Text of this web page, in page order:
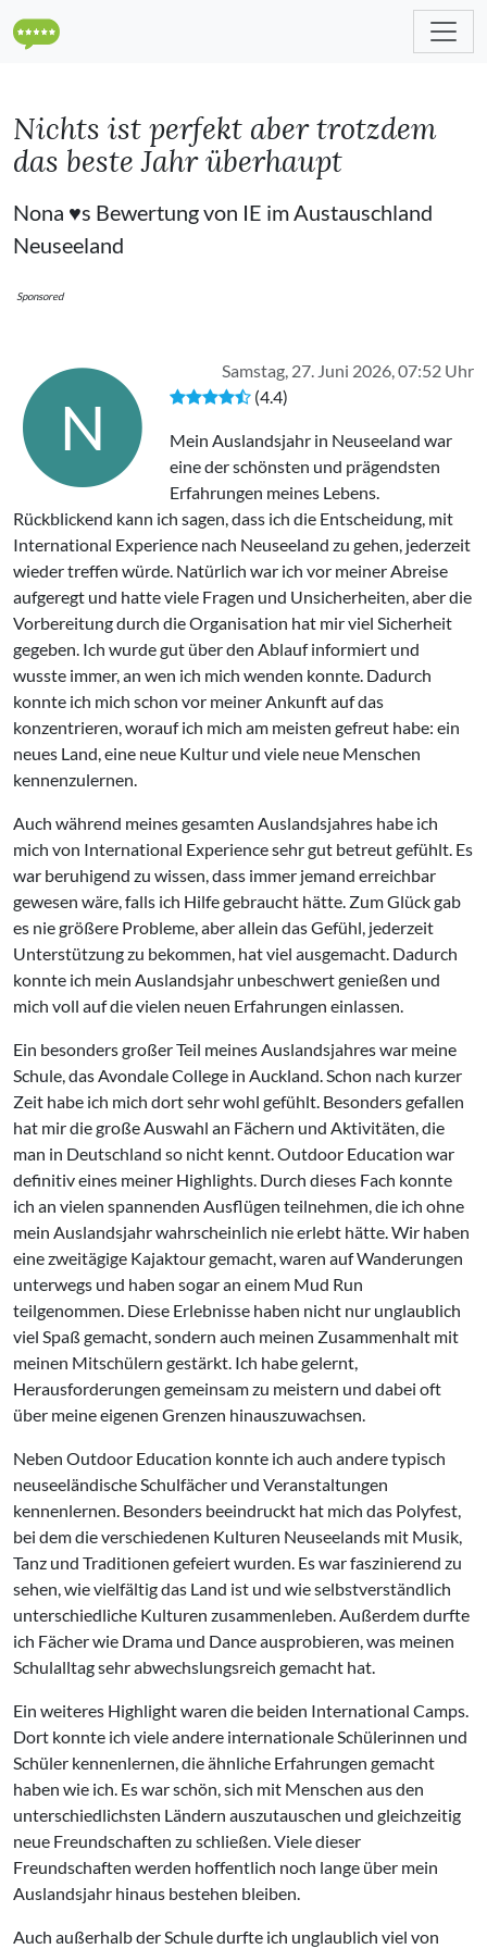
Nichts ist perfekt aber trotzdem
das beste Jahr überhaupt
Nona ♥️s Bewertung von IE im Austauschland
Neuseeland
Sponsored
N
Samstag, 27. Juni 2026, 07:52 Uhr
(4.4)
Mein Auslandsjahr in Neuseeland war
eine der schönsten und prägendsten
Erfahrungen meines Lebens.
Rückblickend kann ich sagen, dass ich die Entscheidung, mit
International Experience nach Neuseeland zu gehen, jederzeit
wieder treffen würde. Natürlich war ich vor meiner Abreise
aufgeregt und hatte viele Fragen und Unsicherheiten, aber die
Vorbereitung durch die Organisation hat mir viel Sicherheit
gegeben. Ich wurde gut über den Ablauf informiert und
wusste immer, an wen ich mich wenden konnte. Dadurch
konnte ich mich schon vor meiner Ankunft auf das
konzentrieren, worauf ich mich am meisten gefreut habe: ein
neues Land, eine neue Kultur und viele neue Menschen
kennenzulernen.
Auch während meines gesamten Auslandsjahres habe ich
mich von International Experience sehr gut betreut gefühlt. Es
war beruhigend zu wissen, dass immer jemand erreichbar
gewesen wäre, falls ich Hilfe gebraucht hätte. Zum Glück gab
es nie größere Probleme, aber allein das Gefühl, jederzeit
Unterstützung zu bekommen, hat viel ausgemacht. Dadurch
konnte ich mein Auslandsjahr unbeschwert genießen und
mich voll auf die vielen neuen Erfahrungen einlassen.
Ein besonders großer Teil meines Auslandsjahres war meine
Schule, das Avondale College in Auckland. Schon nach kurzer
Zeit habe ich mich dort sehr wohl gefühlt. Besonders gefallen
hat mir die große Auswahl an Fächern und Aktivitäten, die
man in Deutschland so nicht kennt. Outdoor Education war
definitiv eines meiner Highlights. Durch dieses Fach konnte
ich an vielen spannenden Ausflügen teilnehmen, die ich ohne
mein Auslandsjahr wahrscheinlich nie erlebt hätte. Wir haben
eine zweitägige Kajaktour gemacht, waren auf Wanderungen
unterwegs und haben sogar an einem Mud Run
teilgenommen. Diese Erlebnisse haben nicht nur unglaublich
viel Spaß gemacht, sondern auch meinen Zusammenhalt mit
meinen Mitschülern gestärkt. Ich habe gelernt,
Herausforderungen gemeinsam zu meistern und dabei oft
über meine eigenen Grenzen hinauszuwachsen.
Neben Outdoor Education konnte ich auch andere typisch
neuseeländische Schulfächer und Veranstaltungen
kennenlernen. Besonders beeindruckt hat mich das Polyfest,
bei dem die verschiedenen Kulturen Neuseelands mit Musik,
Tanz und Traditionen gefeiert wurden. Es war faszinierend zu
sehen, wie vielfältig das Land ist und wie selbstverständlich
unterschiedliche Kulturen zusammenleben. Außerdem durfte
ich Fächer wie Drama und Dance ausprobieren, was meinen
Schulalltag sehr abwechslungsreich gemacht hat.
Ein weiteres Highlight waren die beiden International Camps.
Dort konnte ich viele andere internationale Schülerinnen und
Schüler kennenlernen, die ähnliche Erfahrungen gemacht
haben wie ich. Es war schön, sich mit Menschen aus den
unterschiedlichsten Ländern auszutauschen und gleichzeitig
neue Freundschaften zu schließen. Viele dieser
Freundschaften werden hoffentlich noch lange über mein
Auslandsjahr hinaus bestehen bleiben.
Auch außerhalb der Schule durfte ich unglaublich viel von